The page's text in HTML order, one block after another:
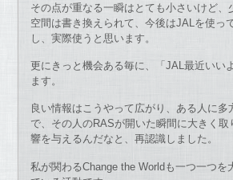
その点が重なる一瞬はとても小さいけど、
空間は書き換えられて、今後はJALを使っ
し、実際使うと思います。
更にきっと機会ある毎に、「JAL最近いい
ます。
良い情報はこうやって広がり、ある人に多
で、その人のRASが開いた瞬間に大きく取
響を与えるんだなと、再認識しました。
私が関わるChange the Worldも一つ一つを